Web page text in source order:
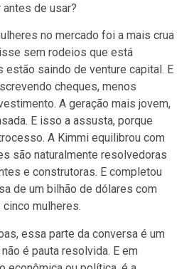
de usar?
no mercado foi a mais crua
sem rodeios que está
estão saindo de venture capital. E
cheques, menos
A geração mais jovem,
E isso a assusta, porque
A Kimmi equilibrou com
são naturalmente resolvedoras
e construtoras. E completou
de um bilhão de dólares com
mulheres.
essa parte da conversa é um
é pauta resolvida. E em